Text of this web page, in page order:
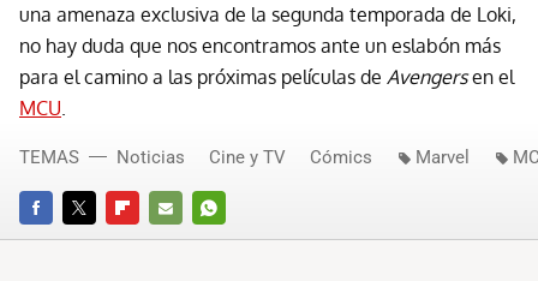
una amenaza exclusiva de la segunda temporada de Loki,
no hay duda que nos encontramos ante un eslabón más
para el camino a las próximas películas de Avengersen el
MCU
FACEBOOKTWITTERFLIPBOARD
E-
WHATSAPP
TEMAS Noticias Cine y TV Cómics Marvel